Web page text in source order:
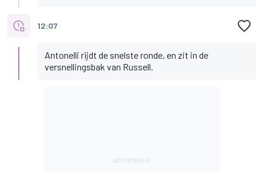
12:07
Antonelli rijdt de snelste ronde, en zit in de
versnellingsbak van Russell.